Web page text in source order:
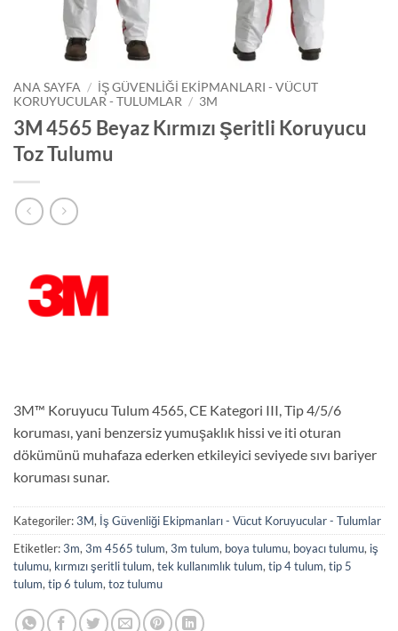
ANA SAYFA / İŞ GÜVENLIĞI EKIPMANLARI - VÜCUT
KORUYUCULAR - TULUMLAR / 3M
3M 4565 Beyaz Kırmızı Şeritli Koruyucu
Toz Tulumu
3M™ Koruyucu Tulum 4565, CE Kategori III, Tip 4/5/6
koruması, yani benzersiz yumuşaklık hissi ve iti oturan
dökümünü muhafaza ederken etkileyici seviyede sıvı bariyer
koruması sunar.
Kategoriler:3M, İş Güvenliği Ekipmanları - Vücut Koruyucular - Tulumlar
Etiketler:3m, 3m 4565 tulum, 3m tulum, boya tulumu, boyacı tulumu, iş
tulumu, kırmızı şeritli tulum, tek kullanımlık tulum, tip 4 tulum, tip 5
tulum, tip 6 tulum, toz tulumu